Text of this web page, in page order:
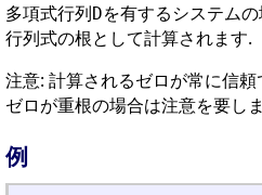
多項式行列Dを有するシステム
行列式の根として計算されます.
注意: 計算されるゼロが常に信
ゼロが重根の場合は注意を要し
例